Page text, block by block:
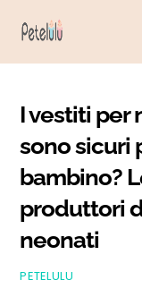
I vestiti per
sono sicuri
bambino?
produttori
neonati
PETELULU